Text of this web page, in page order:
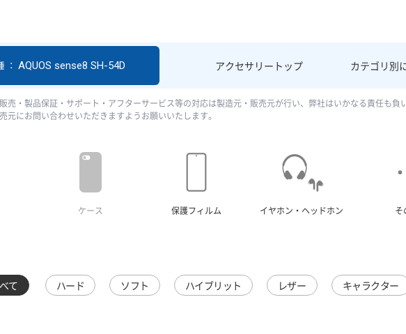
アクセサリー トップ カテゴリ別
： AQUOS sense8 SH-54D
売・製品保証・サポート・アフターサービス等の対応は製造元・販売元が行い、弊社はいかなる責任も負
元にお問い合わせいただきますようお願いいたします。
ケース 保護フィルム イヤホン・ヘッドホン そ
て ハード ソフト ハイブリット レザー キャラクター